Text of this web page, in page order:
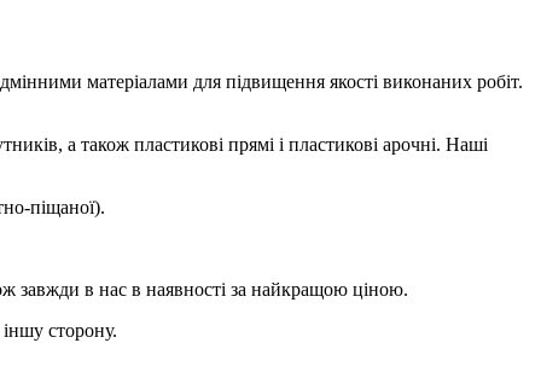
матеріалами для підвищення якості виконаних робіт.
а також пластикові прямі і пластикові арочні. Наші
піщаної).
завжди в нас в наявності за найкращою ціною.
сторону.